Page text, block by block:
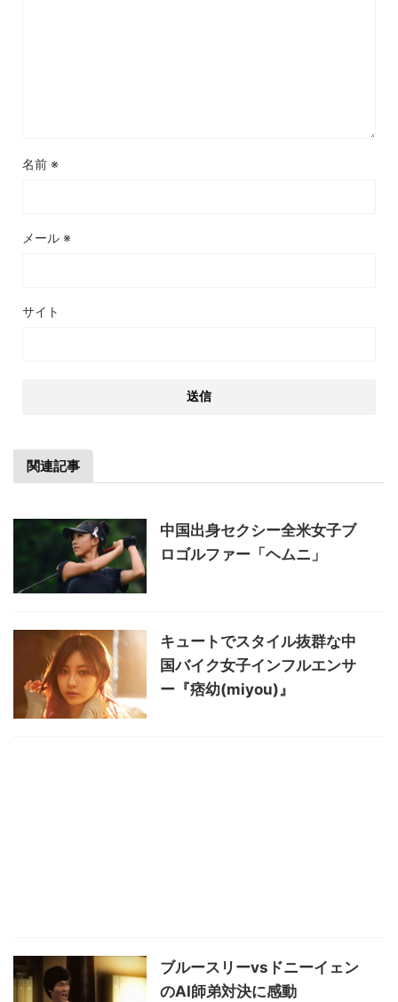
名前 ※
メール ※
サイト
関連記事
中国出身セクシー全米女子ブ
ロゴルファー「ヘムニ」
キュートでスタイル抜群な中
国バイク女子インフルエンサ
ー『痞幼(miyou)』
ブルースリーvsドニーイェン
のAI師弟対決に感動